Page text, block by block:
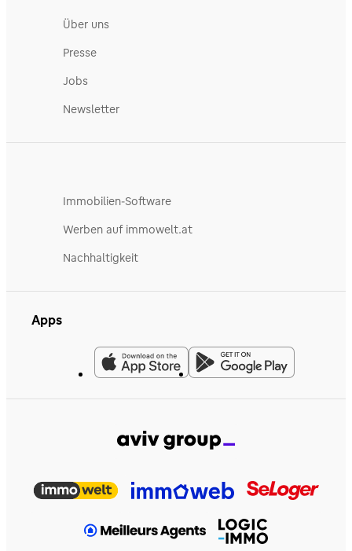
Über uns
Presse
Jobs
Newsletter
Immobilien-Software
Werben auf immowelt.at
Nachhaltigkeit
Apps